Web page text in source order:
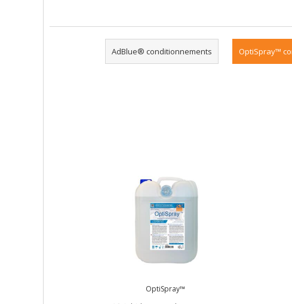
AdBlue® conditionnements OptiSpray™
OptiSpray™